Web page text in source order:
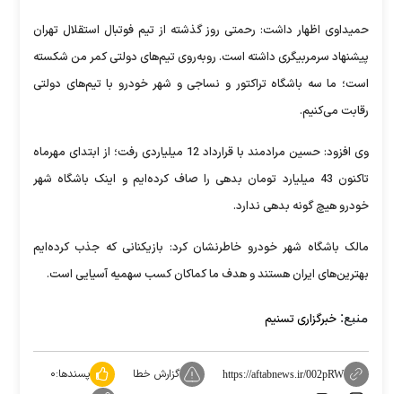
حمیداوی اظهار داشت: رحمتی روز گذشته از تیم فوتبال استقلال تهران
پیشنهاد سرمربیگری داشته است. روبه‌روی تیم‌های دولتی کمر من شکسته
است؛ ما سه باشگاه تراکتور و نساجی و شهر خودرو با تیم‌های دولتی
رقابت می‌کنیم.
وی افزود: حسین مرادمند با قرارداد 12 میلیاردی رفت؛ از ابتدای مهرماه
تاکنون 43 میلیارد تومان بدهی را صاف کرده‌ایم و اینک باشگاه شهر
خودرو هیچ گونه بدهی ندارد.
مالک باشگاه شهر خودرو خاطرنشان کرد: بازیکنانی که جذب کرده‌ایم
بهترین‌های ایران هستند و هدف ما کماکان کسب سهمیه آسیایی است.
منبع: خبرگزاری تسنیم
https://aftabnews.ir/002pRW گزارش خطا پسندها:۰